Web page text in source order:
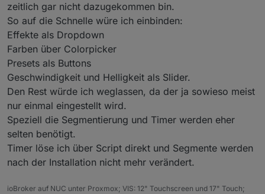
Es wäre nett, wenn Du mir dazu trotzdem einen
Denkanstoß geben könntest.
Wahrscheinlich mit mehreren Widgets (dropdown-liste
für Effekte, colopicker für Farben, etc) ?
zeitlich gar nicht dazugekommen bin.
So auf die Schnelle würe ich einbinden:
Effekte als Dropdown
Farben über Colorpicker
Presets als Buttons
Geschwindigkeit und Helligkeit als Slider.
Den Rest würde ich weglassen, da der ja sowieso meist
nur einmal eingestellt wird.
Speziell die Segmentierung und Timer werden eher
selten benötigt.
Timer löse ich über Script direkt und Segmente werden
nach der Installation nicht mehr verändert.
ioBroker auf NUC unter Proxmox; VIS: 12" Touchscreen und 17" Touch;